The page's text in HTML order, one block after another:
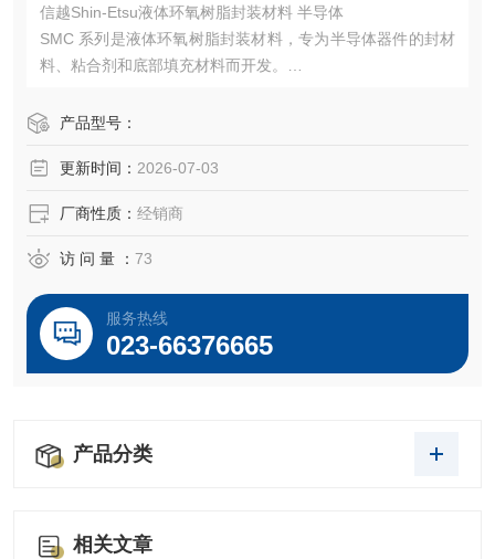
信越Shin-Etsu液体环氧树脂封装材料 半导体
SMC 系列是液体环氧树脂封装材料，专为半导体器件的封材
料、粘合剂和底部填充材料而开发。
潮性。
的耐热性。
产品型号：
更新时间： 2026-07-03
厂商性质： 经销商
访 问 量 ： 73
服务热线
023-66376665
产品分类
相关文章